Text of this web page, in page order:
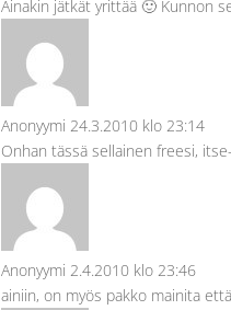
Ainakin jätkät yrittää 🙂 Kunnon
Anonyymi 24.3.2010 klo 23:14
Onhan tässä sellainen freesi,
Anonyymi 2.4.2010 klo 23:46
ainiin, on myös pakko mainita